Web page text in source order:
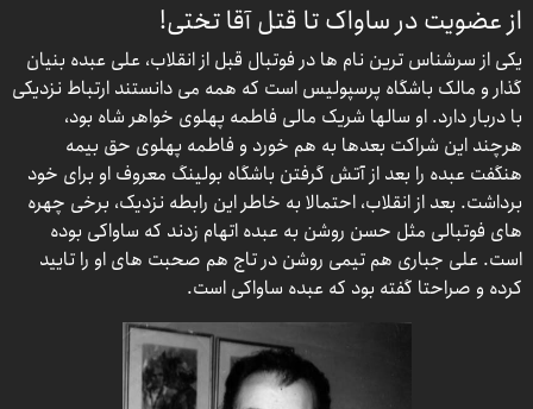
از عضویت در ساواک تا قتل آقا تختی!
یکی از سرشناس ترین نام ها در فوتبال قبل از انقلاب، علی عبده بنیان
گذار و مالک باشگاه پرسپولیس است که همه می دانستند ارتباط نزدیکی
با دربار دارد. او سالها شریک مالی فاطمه پهلوی خواهر شاه بود،
هرچند این شراکت بعدها به هم خورد و فاطمه پهلوی حق بیمه
هنگفت عبده را بعد از آتش گرفتن باشگاه بولینگ معروف او برای خود
برداشت. بعد از انقلاب، احتمالا به خاطر این رابطه نزدیک، برخی چهره
های فوتبالی مثل حسن روشن به عبده اتهام زدند که ساواکی بوده
است. علی جباری هم تیمی روشن در تاج هم صحبت های او را تایید
کرده و صراحتا گفته بود که عبده ساواکی است.